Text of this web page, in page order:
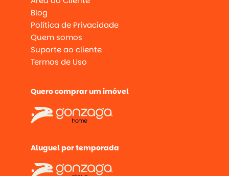
Blog
Política de Privacidade
Quem somos
Suporte ao cliente
Termos de Uso
Quero comprar um imóvel
Aluguel por temporada